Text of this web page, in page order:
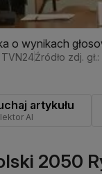
o wynikach
TVN24Źródło zdj.
artykułu
AI
2050